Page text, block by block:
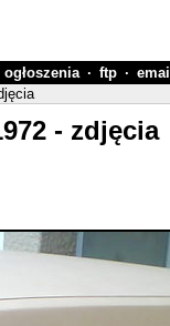
ogłoszenia · ftp · email
- zdjęcia